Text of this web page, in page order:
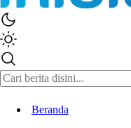
Inisiatif.co
Stay Connected Stay Informed
Beranda